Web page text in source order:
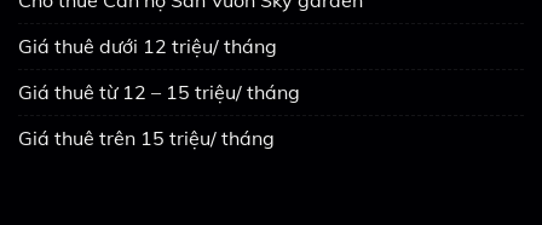
Giá thuê dưới 12 triệu/ tháng
Giá thuê từ 12 – 15 triệu/ tháng
Giá thuê trên 15 triệu/ tháng